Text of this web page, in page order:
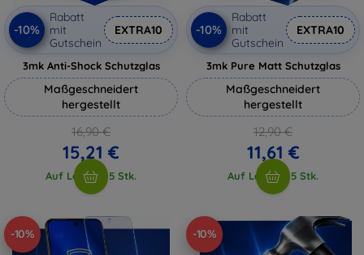
-10%
Rabatt
mit
Gutschein
EXTRA10
3mk Anti-Shock Schutzglas
Maßgeschneidert
hergestellt
16,90 €
15,21 €
Auf Lager > 5 Stk.
-10%
Rabatt
mit
Gutschein
EXTRA10
3mk Pure Matt Schutzglas
Maßgeschneidert
hergestellt
12,90 €
11,61 €
Auf Lager > 5 Stk.
-10% -10%